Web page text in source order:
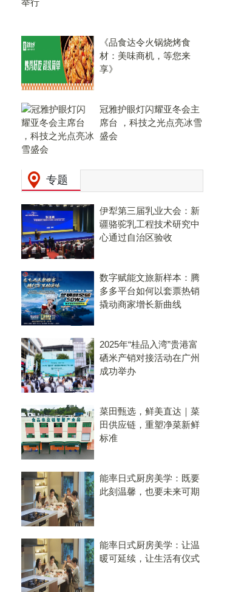
《品食达令火锅烧烤食
材：美味商机，等您来
享》
冠雅护眼灯闪耀亚冬会主
席台 ，科技之光点亮冰雪
盛会
专题
伊犁第三届乳业大会：新
疆骆驼乳工程技术研究中
心通过自治区验收
数字赋能文旅新样本：腾
多多平台如何以套票热销
撬动商家增长新曲线
2025年“桂品入湾”贵港富
硒米产销对接活动在广州
成功举办
菜田甄选，鲜美直达｜菜
田供应链，重塑净菜新鲜
标准
能率日式厨房美学：既要
此刻温馨，也要未来可期
能率日式厨房美学：让温
暖可延续，让生活有仪式